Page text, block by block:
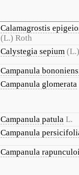
Calamagrostis
(L.) Roth
Calystegia sepium
Campanula
Campanula glomerata
Campanula patula L.
Campanula
Campanula